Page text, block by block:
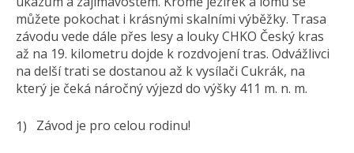
můžete pokochat i krásnými skalními výběžky. Trasa
závodu vede dále přes lesy a louky CHKO Český kras
až na 19. kilometru dojde k rozdvojení tras. Odvážlivci
na delší trati se dostanou až k vysílači Cukrák, na
který je čeká náročný výjezd do výšky 411 m. n. m.
Závod je pro celou rodinu!